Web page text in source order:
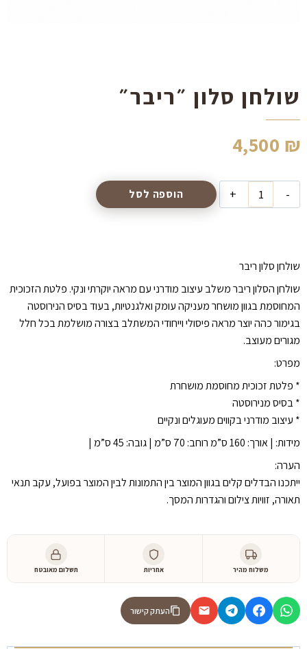
כל
שולחן סלון ״ריבר״
4,500 ₪
שולחן סלון ריבר
שולחן הסלון ריבר משלב עיצוב מודרני עם מראה יוקרתי ונקי. פלטת הזכוכית
המחוסמת בגוון מושחר מעניקה עומק ואלגנטיות, בעוד בסיס הנירוסטה
בגימור כהה יוצר מראה פיסולי וייחודי המשתלב בצורה מושלמת בכל חלל
מגורים מעוצב.
מפרט:
* פלטת זכוכית מחוסמת מושחרת
* בסיס מנירוסטה
* עיצוב מודרני בקווים מעוגלים ונקיים
מידות: | אורך: 160 ס”מ רוחב: 70 ס”מ | גובה: 45 ס”מ |
הערה:
ייתכנו הבדלים קלים בגוון המוצר בין התמונות לבין המוצר בפועל, עקב תנאי
תאורה, זוויות צילום והגדרות המסך.
כמות
של
הוספה לסל
משלוח מהיר אחריות תשלום מאובטח
העתק קישור